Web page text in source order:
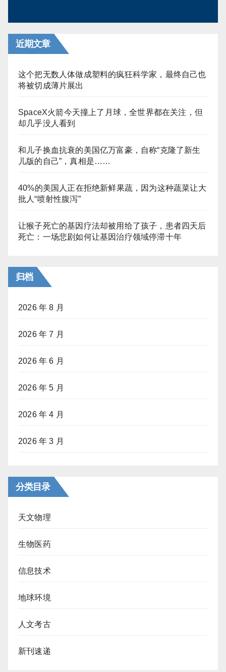
近期文章
这个把无数人体做成塑料的疯狂科学家，最终自己也
将被切成薄片展出
SpaceX火箭今天撞上了月球，全世界都在关注，但
却几乎没人看到
和儿子换血抗衰的美国亿万富豪，自称“克隆了新生
儿版的自己”，真相是……
40%的美国人正在拒绝新鲜果蔬，因为这种蔬菜让大
批人“喷射性腹泻”
让猴子死亡的基因疗法却被用给了孩子，患者四天后
死亡：一场悲剧如何让基因治疗领域停滞十年
归档
2026 年 8 月
2026 年 7 月
2026 年 6 月
2026 年 5 月
2026 年 4 月
2026 年 3 月
分类目录
天文物理
生物医药
信息技术
地球环境
人文考古
新刊速递